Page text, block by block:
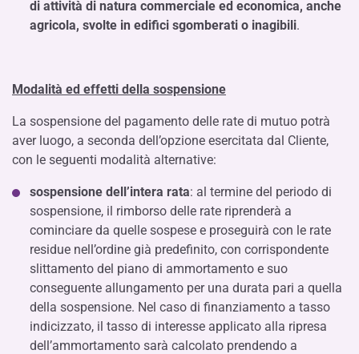
di attività di natura commerciale ed economica, anche
agricola, svolte in edifici sgomberati o inagibili.
Modalità ed effetti della sospensione
La sospensione del pagamento delle rate di mutuo potrà
aver luogo, a seconda dell’opzione esercitata dal Cliente,
con le seguenti modalità alternative:
sospensione dell’intera rata: al termine del periodo di
sospensione, il rimborso delle rate riprenderà a
cominciare da quelle sospese e proseguirà con le rate
residue nell’ordine già predefinito, con corrispondente
slittamento del piano di ammortamento e suo
conseguente allungamento per una durata pari a quella
della sospensione. Nel caso di finanziamento a tasso
indicizzato, il tasso di interesse applicato alla ripresa
dell’ammortamento sarà calcolato prendendo a